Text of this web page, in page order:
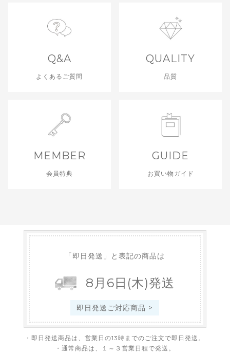
Q&A
よくあるご質問
QUALITY
品質
MEMBER
会員特典
GUIDE
お買い物ガイド
「即日発送」と表記の商品は
8 月 6日 (木)発送
即日発送ご対応商品 >
・即日発送商品は、営業日の13時までのご注文で即日発送。
・通常商品は、１～３営業日程で発送。